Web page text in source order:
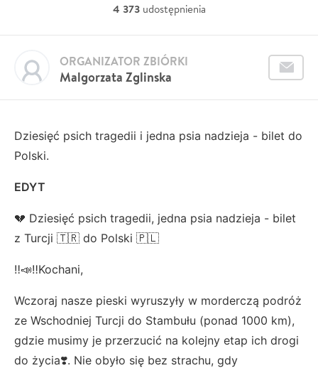
4 373 udostępnienia
Malgorzata Zglinska
ORGANIZATOR ZBIÓRKI
Dziesięć psich tragedii i jedna psia nadzieja - bilet do
Polski.
EDYT
💔 Dziesięć psich tragedii, jedna psia nadzieja - bilet
z Turcji 🇹🇷 do Polski 🇵🇱
‼️📣‼️Kochani,
Wczoraj nasze pieski wyruszyły w morderczą podróż
ze Wschodniej Turcji do Stambułu (ponad 1000 km),
gdzie musimy je przerzucić na kolejny etap ich drogi
do życia❣️. Nie obyło się bez strachu, gdy